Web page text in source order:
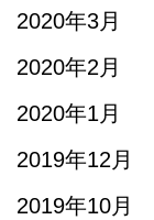
2020年3月
2020年2月
2020年1月
2019年12月
2019年10月